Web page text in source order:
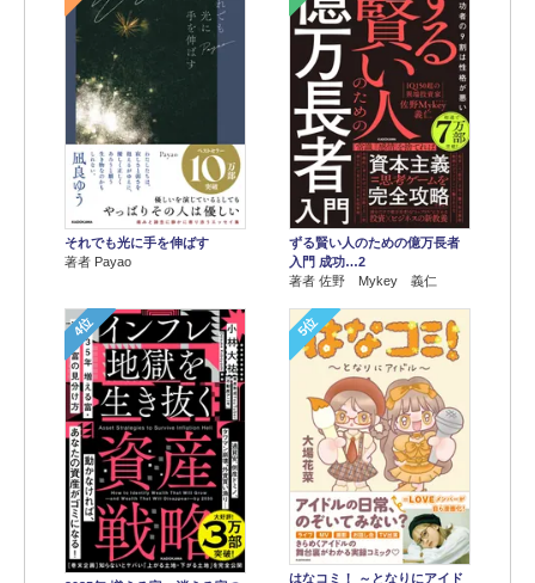
それでも光に手を伸ばす
著者 Payao
ずる賢い人のための億万長者
入門 成功…2
著者 佐野 Mykey 義仁
4位 5位
はなコミ！ ～となりにアイド